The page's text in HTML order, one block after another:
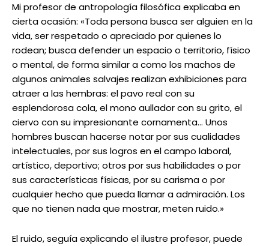
Mi profesor de antropología filosófica explicaba en
cierta ocasión: «Toda persona busca ser alguien en la
vida, ser respetado o apreciado por quienes lo
rodean; busca defender un espacio o territorio, físico
o mental, de forma similar a como los machos de
algunos animales salvajes realizan exhibiciones para
atraer a las hembras: el pavo real con su
esplendorosa cola, el mono aullador con su grito, el
ciervo con su impresionante cornamenta… Unos
hombres buscan hacerse notar por sus cualidades
intelectuales, por sus logros en el campo laboral,
artístico, deportivo; otros por sus habilidades o por
sus características físicas, por su carisma o por
cualquier hecho que pueda llamar a admiración. Los
que no tienen nada que mostrar, meten ruido.»
El ruido, seguía explicando el ilustre profesor, puede